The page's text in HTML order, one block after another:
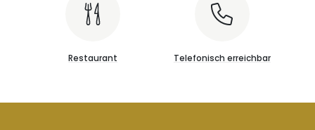
Restaurant Telefonisch erreichbar